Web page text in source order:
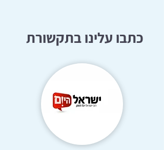
כתבו עלינו בתקשורת